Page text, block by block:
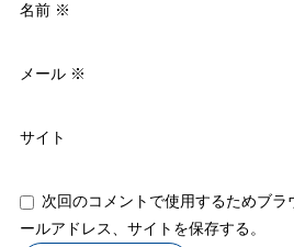
名前 ※
メール ※
サイト
次回のコメントで使用するためブラ
ールアドレス、サイトを保存する。